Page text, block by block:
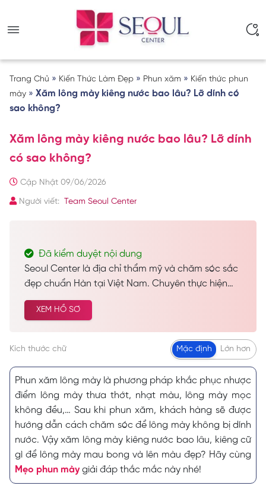
Trang Chủ » Kiến Thức Làm Đẹp » Phun xăm » Kiến thức phun
mày » Xăm lông mày kiêng nước bao lâu? Lỡ dính có
sao không?
Xăm lông mày kiêng nước bao lâu? Lỡ dính
có sao không?
Cập Nhật 09/06/2026
Người viết: Team Seoul Center
Đã kiểm duyệt nội dung
Seoul Center là địa chỉ thẩm mỹ và chăm sóc sắc
đẹp chuẩn Hàn tại Việt Nam. Chuyên thực hiện
các dịch vụ spa làm đẹp, chăm sóc da công nghệ
cao… Được nhiều khách hàng tin tưởng và lựa
XEM HỒ SƠ
Kích thước chữ Mặc định Lớn hơn
Phun xăm lông mày là phương pháp khắc phục nhược
điểm lông mày thưa thớt, nhạt màu, lông mày mọc
không đều,… Sau khi phun xăm, khách hàng sẽ được
hướng dẫn cách chăm sóc để lông mày không bị dính
nước. Vậy xăm lông mày kiêng nước bao lâu, kiêng cữ
gì để lông mày mau bong và lên màu đẹp? Hãy cùng
Mẹo phun màygiải đáp thắc mắc này nhé!